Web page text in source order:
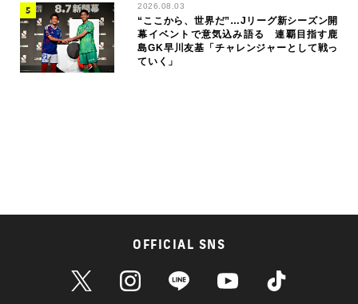
2026.08.03
“ここから、世界だ”…Jリーグ新シーズン開
幕イベントで意気込み語る 連覇目指す鹿
島GK早川友基「チャレンジャーとして戦っ
ていく」
OFFICIAL SNS